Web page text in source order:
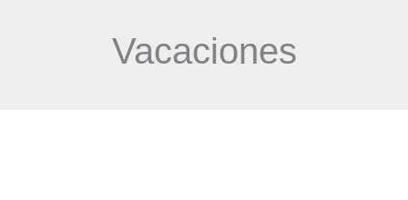
Vacaciones